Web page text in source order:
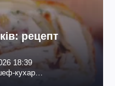
рецепт
18:39
кухар